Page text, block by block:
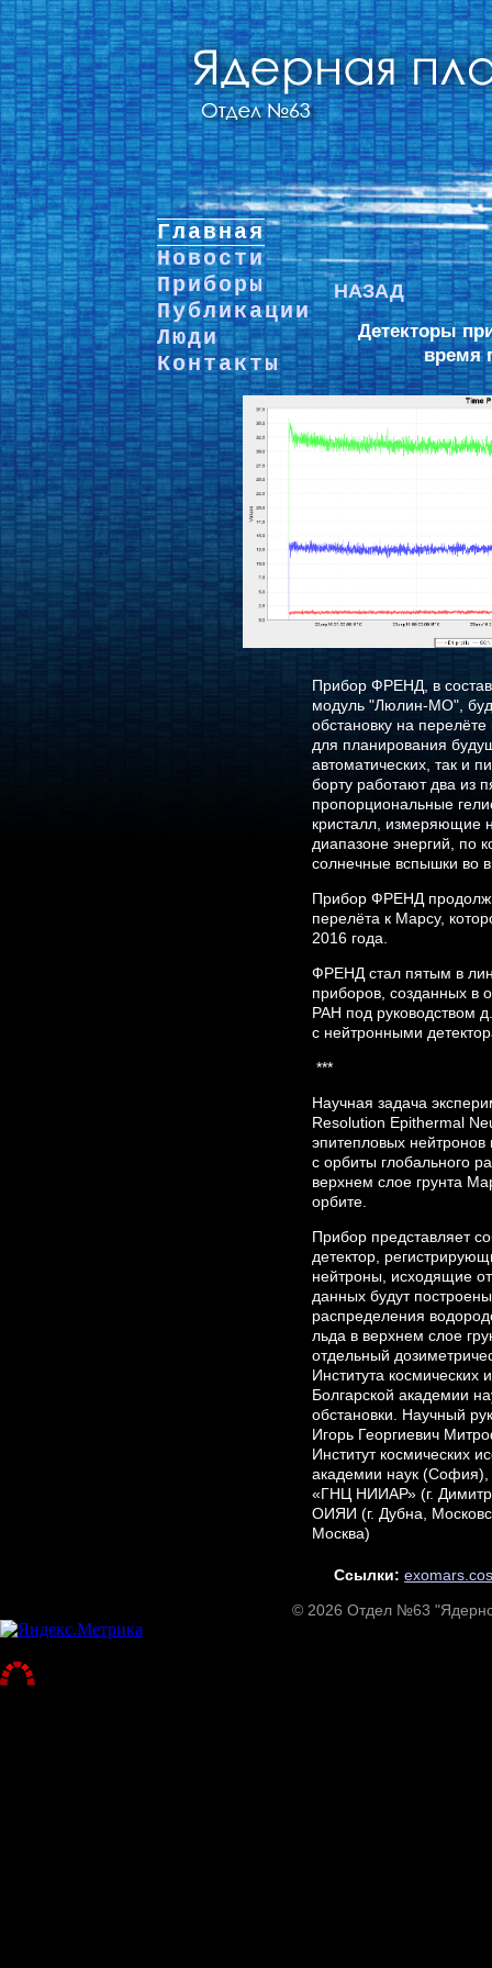
Главная
Новости
Приборы
Публикации
Люди
Контакты
НАЗАД
Детекторы
время
Прибор ФРЕНД, в состав
модуль "Люлин-МО",
обстановку на
для планирования
автоматических, так и
борту работают два из
пропорциональные
кристалл, измеряющие
диапазоне энергий, по
солнечные вспышки во
Прибор ФРЕНД
перелёта к Марсу,
2016 года.
ФРЕНД стал пятым в
приборов, созданных в
РАН под руководством
с нейтронными
***
Научная задача
Resolution Epithermal
эпитепловых
с орбиты глобального
верхнем слое грунта
орбите.
Прибор представляет
детектор,
нейтроны, исходящие
данных будут
распределения
льда в верхнем слое
отдельный
Института космических
Болгарской академии
обстановки. Научный
Игорь Георгиевич
Институт космических
академии наук
«ГНЦ НИИАР» (г.
ОИЯИ (г. Дубна,
Москва)
Ссылки:
© 2026 Отдел №63